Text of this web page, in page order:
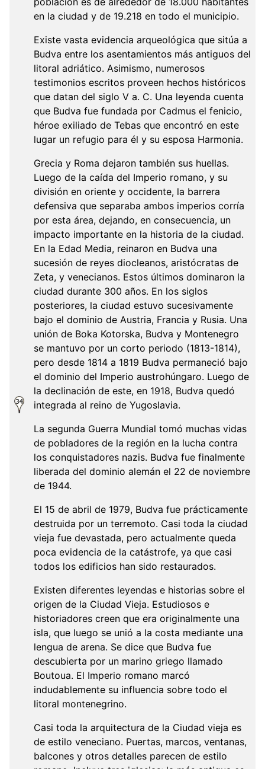
en la ciudad y de 19.218 en todo el municipio.
Existe vasta evidencia arqueológica que sitúa a
Budva entre los asentamientos más antiguos del
litoral adriático. Asimismo, numerosos
testimonios escritos proveen hechos históricos
que datan del siglo V a. C. Una leyenda cuenta
que Budva fue fundada por Cadmus el fenicio,
héroe exiliado de Tebas que encontró en este
lugar un refugio para él y su esposa Harmonia.
Grecia y Roma dejaron también sus huellas.
Luego de la caída del Imperio romano, y su
división en oriente y occidente, la barrera
defensiva que separaba ambos imperios corría
por esta área, dejando, en consecuencia, un
impacto importante en la historia de la ciudad.
En la Edad Media, reinaron en Budva una
sucesión de reyes diocleanos, aristócratas de
Zeta, y venecianos. Estos últimos dominaron la
ciudad durante 300 años. En los siglos
posteriores, la ciudad estuvo sucesivamente
bajo el dominio de Austria, Francia y Rusia. Una
unión de Boka Kotorska, Budva y Montenegro
se mantuvo por un corto periodo (1813-1814),
pero desde 1814 a 1819 Budva permaneció bajo
el dominio del Imperio austrohúngaro. Luego de
la declinación de este, en 1918, Budva quedó
integrada al reino de Yugoslavia.
La segunda Guerra Mundial tomó muchas vidas
de pobladores de la región en la lucha contra
los conquistadores nazis. Budva fue finalmente
liberada del dominio alemán el 22 de noviembre
de 1944.
El 15 de abril de 1979, Budva fue prácticamente
destruida por un terremoto. Casi toda la ciudad
vieja fue devastada, pero actualmente queda
poca evidencia de la catástrofe, ya que casi
todos los edificios han sido restaurados.
Existen diferentes leyendas e historias sobre el
origen de la Ciudad Vieja. Estudiosos e
historiadores creen que era originalmente una
isla, que luego se unió a la costa mediante una
lengua de arena. Se dice que Budva fue
descubierta por un marino griego llamado
Boutoua. El Imperio romano marcó
indudablemente su influencia sobre todo el
litoral montenegrino.
Casi toda la arquitectura de la Ciudad vieja es
de estilo veneciano. Puertas, marcos, ventanas,
balcones y otros detalles parecen de estilo